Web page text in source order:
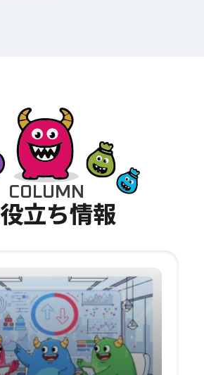
CO LU M N
役立ち情報